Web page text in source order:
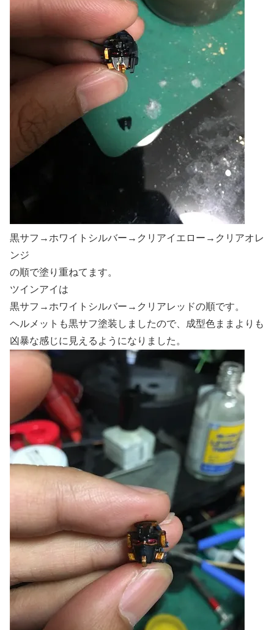
黒サフ→ホワイトシルバー→クリアイエロー→クリアオレ
ンジ
の順で塗り重ねてます。
ツインアイは
黒サフ→ホワイトシルバー→クリアレッドの順です。
ヘルメットも黒サフ塗装しましたので、成型色ままよりも
凶暴な感じに見えるようになりました。